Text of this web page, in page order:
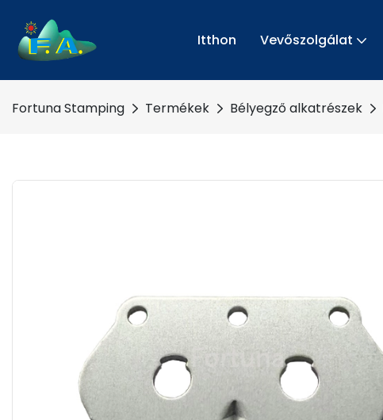
Itthon Vevőszolgálat
Fortuna Stamping Termékek Bélyegző alkatrészek